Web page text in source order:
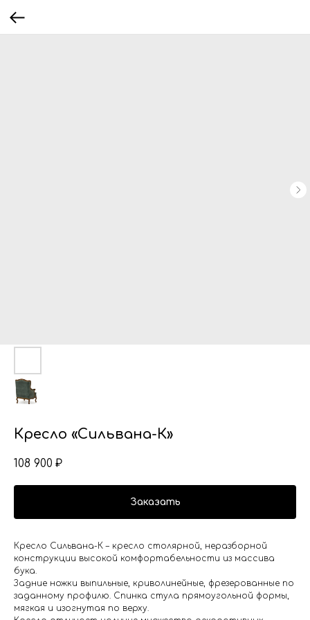
Кресло «Сильвана-К»
108 900 ₽
Заказать
Кресло Сильвана-К – кресло столярной, неразборной
конструкции высокой комфортабельности из массива
бука.
Задние ножки выпильные, криволинейные, фрезерованные по
заданному профилю. Спинка стула прямоугольной формы,
мягкая и изогнутая по верху.